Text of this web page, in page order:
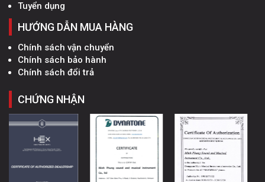
Tuyển dụng
HƯỚNG DẪN MUA HÀNG
Chính sách vận chuyển
Chính sách bảo hành
Chính sách đổi trả
CHỨNG NHẬN